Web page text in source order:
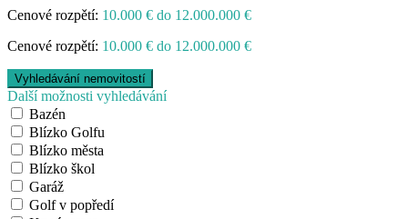
Cenové rozpětí: 10.000 € do 12.000.000 €
Cenové rozpětí: 10.000 € do 12.000.000 €
Další možnosti vyhledávání
Bazén
Blízko Golfu
Blízko města
Blízko škol
Garáž
Golf v popředí